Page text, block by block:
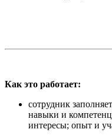
Как это работает:
сотрудник
навыки и
интересы; опыт и